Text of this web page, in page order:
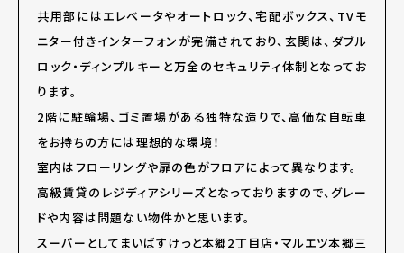
共用部にはエレベータやオートロック、宅配ボックス、TVモ
ニター付きインターフォンが完備されており、玄関は、ダブル
ロック・ディンプルキーと万全のセキュリティ体制となってお
ります。
2階に駐輪場、ゴミ置場がある独特な造りで、高価な自転車
をお持ちの方には理想的な環境！
室内はフローリングや扉の色がフロアによって異なります。
高級賃貸のレジディアシリーズとなっておりますので、グレー
ドや内容は問題ない物件かと思います。
スーパーとしてまいばすけっと本郷2丁目店・マルエツ本郷三